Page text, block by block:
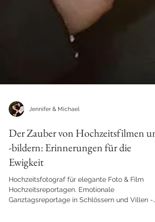
Jennifer & Michael
Der Zauber von Hochzeitsfilmen
-bildern: Erinnerungen für die
Ewigkeit
Hochzeitsfotograf für elegante Foto & Film